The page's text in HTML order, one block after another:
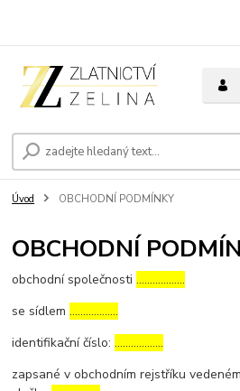
Úvod OBCHODNÍ PODMÍNKY
OBCHODNÍ
obchodní společnosti………………
se sídlem………………
identifikační číslo:………………
zapsané v obchodním rejstříku